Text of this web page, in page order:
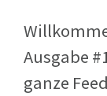
Ausgabe
ganze